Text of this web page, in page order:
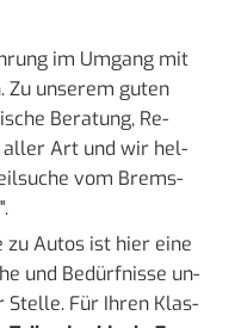
im Um­gang mit
Zu un­se­rem guten
Be­ra­tung, Re­
aller Art und wir hel­
vom Brems­
zu Autos ist hier eine
und Be­dürf­nis­se un­
Stel­le. Für Ihren Klas­